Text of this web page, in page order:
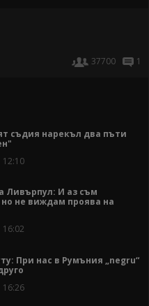
37700
1
съдия нарекъл два пъти
12:10
Ливърпул: И аз съм
не виждам проява на
При нас в Румъния „negru“
16:26